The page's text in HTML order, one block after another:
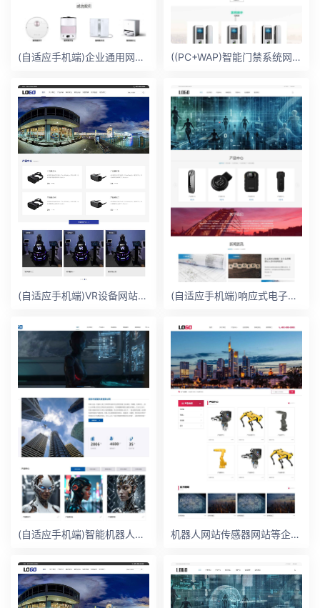
(自适应手机端)企业通用网站模板 电子产品网站 ((PC+WAP)智能门禁系统网站模板 人脸闸机网站
(自适应手机端)VR设备网站模板 VR眼睛网站 (自适应手机端)响应式电子设备网站模板 – 带下载功能
(自适应手机端)智能机器人网站模板 智能AI人工网站 机器人网站传感器网站等企业 传感器网站模版